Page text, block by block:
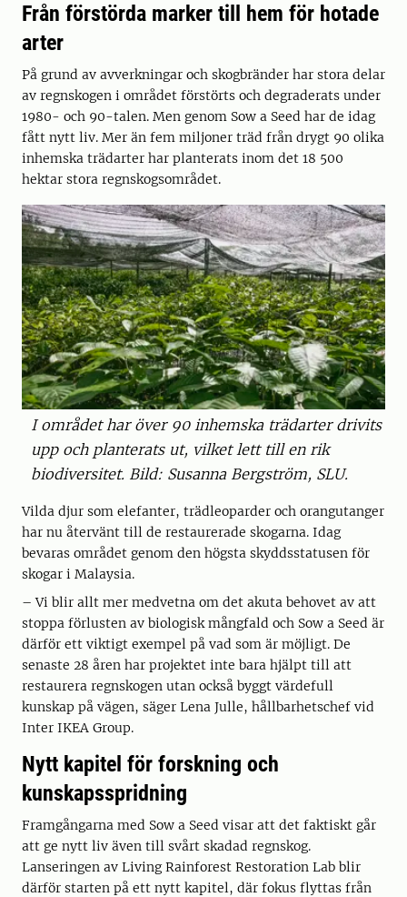
Från förstörda marker till hem för hotade
arter
På grund av avverkningar och skogbränder har stora delar
av regnskogen i området förstörts och degraderats under
1980- och 90-talen. Men genom Sow a Seed har de idag
fått nytt liv. Mer än fem miljoner träd från drygt 90 olika
inhemska trädarter har planterats inom det 18 500
hektar stora regnskogsområdet.
I området har över 90 inhemska trädarter drivits
upp och planterats ut, vilket lett till en rik
biodiversitet. Bild: Susanna Bergström, SLU.
Vilda djur som elefanter, trädleoparder och orangutanger
har nu återvänt till de restaurerade skogarna. Idag
bevaras området genom den högsta skyddsstatusen för
skogar i Malaysia.
– Vi blir allt mer medvetna om det akuta behovet av att
stoppa förlusten av biologisk mångfald och Sow a Seed är
därför ett viktigt exempel på vad som är möjligt. De
senaste 28 åren har projektet inte bara hjälpt till att
restaurera regnskogen utan också byggt värdefull
kunskap på vägen, säger Lena Julle, hållbarhetschef vid
Inter IKEA Group.
Nytt kapitel för forskning och
kunskapsspridning
Framgångarna med Sow a Seed visar att det faktiskt går
att ge nytt liv även till svårt skadad regnskog.
Lanseringen av Living Rainforest Restoration Lab blir
därför starten på ett nytt kapitel, där fokus flyttas från